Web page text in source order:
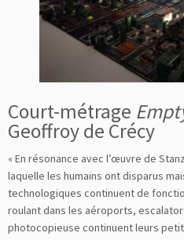
Court-métrage
Geoffroy de Crécy
« En résonance avec l’œuvre de
laquelle les humains ont disparus
technologiques continuent de
roulant dans les aéroports,
photocopieuse continuent leurs